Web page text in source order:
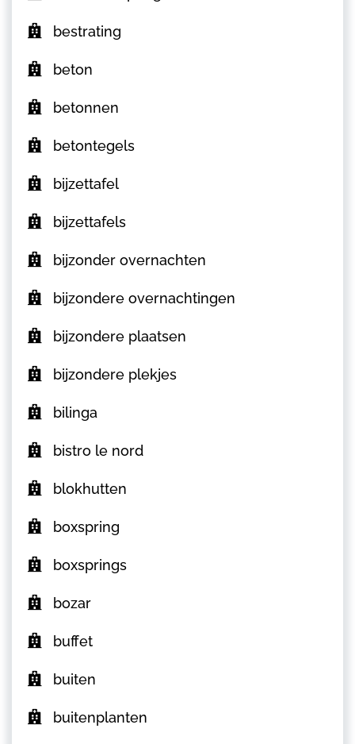
bestrating
beton
betonnen
betontegels
bijzettafel
bijzettafels
bijzonder overnachten
bijzondere overnachtingen
bijzondere plaatsen
bijzondere plekjes
bilinga
bistro le nord
blokhutten
boxspring
boxsprings
bozar
buffet
buiten
buitenplanten